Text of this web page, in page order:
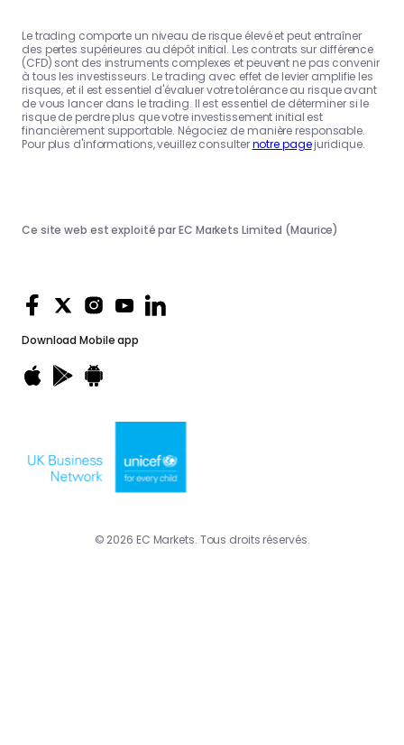
Le trading comporte un niveau de risque élevé et peut entraîner
des pertes supérieures au dépôt initial. Les contrats sur différence
(CFD) sont des instruments complexes et peuvent ne pas convenir
à tous les investisseurs. Le trading avec effet de levier amplifie les
risques, et il est essentiel d'évaluer votre tolérance au risque avant
de vous lancer dans le trading. Il est essentiel de déterminer si le
risque de perdre plus que votre investissement initial est
financièrement supportable. Négociez de manière responsable.
Pour plus d'informations, veuillez consulternotre pagejuridique.
Download Mobile app
Ce site web est exploité par EC Markets Limited (Maurice)
© 2026 EC Markets. Tous droits réservés.